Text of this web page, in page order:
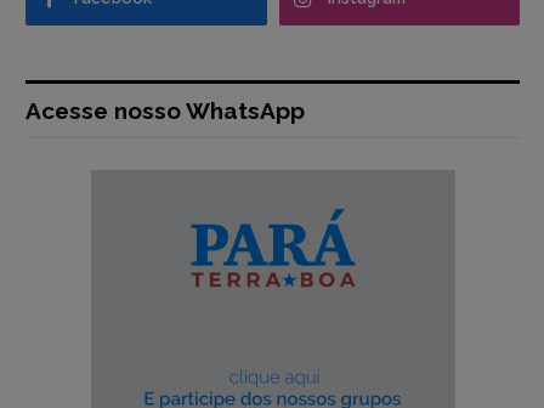
Acesse nosso WhatsApp